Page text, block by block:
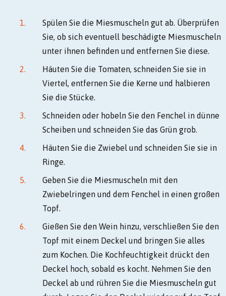
Spülen Sie die Miesmuscheln gut ab. Überprüfen
Sie, ob sich eventuell beschädigte Miesmuscheln
unter ihnen befinden und entfernen Sie diese.
Häuten Sie die Tomaten, schneiden Sie sie in
Viertel, entfernen Sie die Kerne und halbieren
Sie die Stücke.
Schneiden oder hobeln Sie den Fenchel in dünne
Scheiben und schneiden Sie das Grün grob.
Häuten Sie die Zwiebel und schneiden Sie sie in
Ringe.
Geben Sie die Miesmuscheln mit den
Zwiebelringen und dem Fenchel in einen großen
Topf.
Gießen Sie den Wein hinzu, verschließen Sie den
Topf mit einem Deckel und bringen Sie alles
zum Kochen. Die Kochfeuchtigkeit drückt den
Deckel hoch, sobald es kocht. Nehmen Sie den
Deckel ab und rühren Sie die Miesmuscheln gut